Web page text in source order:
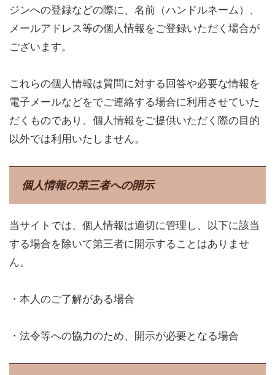
ジンへの登録などの際に、名前（ハンドルネーム）、
メールアドレス等の個人情報をご登録いただく場合が
ございます。
これらの個人情報は質問に対する回答や必要な情報を
電子メールなどをでご連絡する場合に利用させていた
だくものであり、個人情報をご提供いただく際の目的
以外では利用いたしません。
個人情報の第三者への開示
当サイトでは、個人情報は適切に管理し、以下に該当
する場合を除いて第三者に開示することはありませ
ん。
・本人のご了解がある場合
・法令等への協力のため、開示が必要となる場合